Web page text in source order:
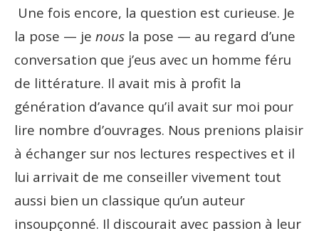
Une fois encore, la question est curieuse. Je
la pose — je nous la pose — au regard d’une
conversation que j’eus avec un homme féru
de littérature. Il avait mis à profit la
génération d’avance qu’il avait sur moi pour
lire nombre d’ouvrages. Nous prenions plaisir
à échanger sur nos lectures respectives et il
lui arrivait de me conseiller vivement tout
aussi bien un classique qu’un auteur
insoupçonné. Il discourait avec passion à leur